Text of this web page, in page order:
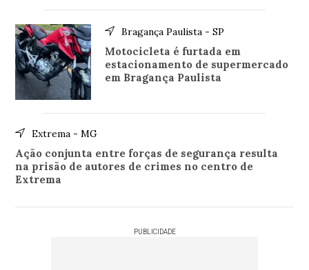
Bragança Paulista - SP
Motocicleta é furtada em
estacionamento de supermercado
em Bragança Paulista
Extrema - MG
Ação conjunta entre forças de segurança resulta
na prisão de autores de crimes no centro de
Extrema
PUBLICIDADE